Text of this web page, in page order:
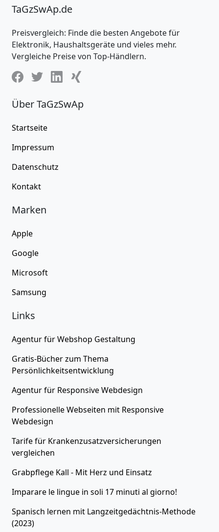
TaGzSwAp.de
Preisvergleich: Finde die besten Angebote für
Elektronik, Haushaltsgeräte und vieles mehr.
Vergleiche Preise von Top-Händlern.
Über TaGzSwAp
Startseite
Impressum
Datenschutz
Kontakt
Marken
Apple
Google
Microsoft
Samsung
Links
Agentur fürWebshop Gestaltung
Gratis-Bücher zum Thema
Persönlichkeitsentwicklung
Agentur für Responsive Webdesign
Professionelle Webseiten mit Responsive
Webdesign
Tarife für Krankenzusatzversicherungen
vergleichen
Grabpflege Kall - Mit Herz und Einsatz
Imparare le lingue in soli 17 minuti al giorno!
Spanisch lernen mit Langzeitgedächtnis-Methode
(2023)